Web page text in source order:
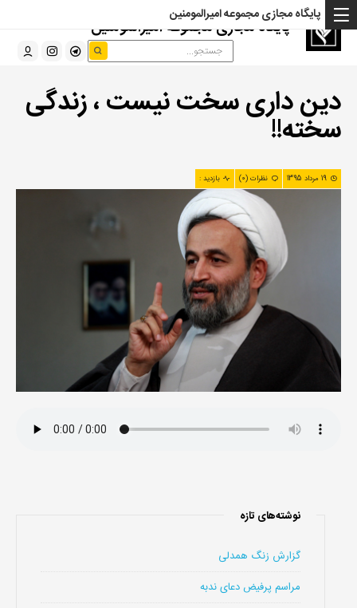
پایگاه مجازی مجموعه امیرالمومنین
پایگاه مجازی مجموعه امیرالمومنین
دین داری سخت نیست ، زندگی
سخته!!
19 مرداد 1395 نظرات (0) بازدید :
نوشته‌های تازه
گزارش زنگ همدلی
مراسم پرفیض دعای ندبه